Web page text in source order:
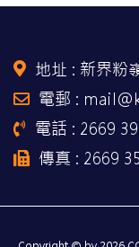
地址 : 新界粉
電郵 :
電話 : 2669
傳真 : 2669